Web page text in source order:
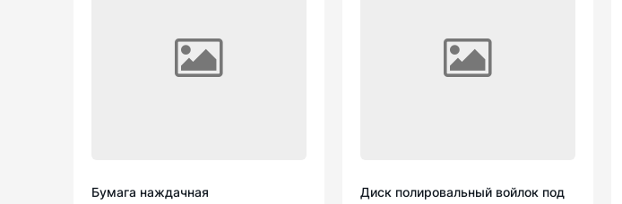
Бумага наждачная
Диск полировальный войлок под